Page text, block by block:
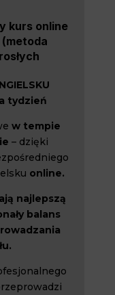
kurs online
tydzień
w tempie
– dzięki
online.
najlepszą
balans